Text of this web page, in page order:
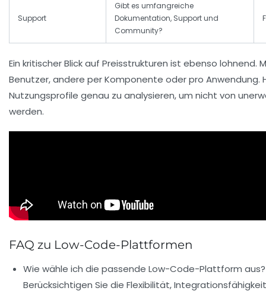
Support
Gibt es umfangreiche
Dokumentation, Support und
Community?
Ein kritischer Blick auf Preisstrukturen ist ebenso lohnend.
Benutzer, andere per Komponente oder pro Anwendung.
Nutzungsprofile genau zu analysieren, um nicht von
werden.
FAQ zu Low-Code-Plattformen
Wie wähle ich die passende Low-Code-Plattform aus?
Berücksichtigen Sie die Flexibilität,